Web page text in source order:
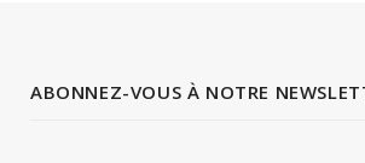
ABONNEZ-VOUS À NOTRE